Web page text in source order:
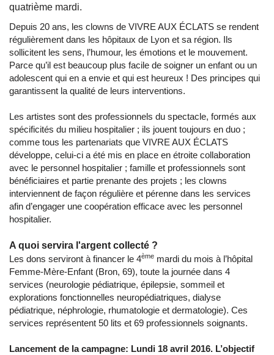
quatrième mardi.
Depuis 20 ans, les clowns de VIVRE AUX ÉCLATS se rendent
régulièrement dans les hôpitaux de Lyon et sa région. Ils
sollicitent les sens, l’humour, les émotions et le mouvement.
Parce qu’il est beaucoup plus facile de soigner un enfant ou un
adolescent qui en a envie et qui est heureux ! Des principes qui
garantissent la qualité de leurs interventions.
Les artistes sont des professionnels du spectacle, formés aux
spécificités du milieu hospitalier ; ils jouent toujours en duo ;
comme tous les partenariats que VIVRE AUX ÉCLATS
développe, celui-ci a été mis en place en étroite collaboration
avec le personnel hospitalier ; famille et professionnels sont
bénéficiaires et partie prenante des projets ; les clowns
interviennent de façon régulière et pérenne dans les services
afin d’engager une coopération efficace avec les personnel
hospitalier.
A quoi servira l'argent collecté ?
Les dons serviront à financer le 4ème mardi du mois à l’hôpital
Femme-Mère-Enfant (Bron, 69), toute la journée dans 4
services (neurologie pédiatrique, épilepsie, sommeil et
explorations fonctionnelles neuropédiatriques, dialyse
pédiatrique, néphrologie, rhumatologie et dermatologie). Ces
services représentent 50 lits et 69 professionnels soignants.
Lancement de la campagne: Lundi 18 avril 2016. L’objectif